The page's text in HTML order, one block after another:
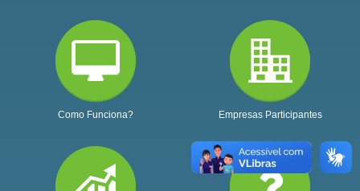
Como Funciona? Empresas Participantes